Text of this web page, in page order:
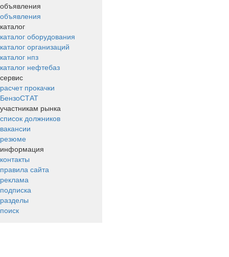
объявления
объявления
каталог
каталог оборудования
каталог организаций
каталог нпз
каталог нефтебаз
сервис
расчет прокачки
БензоСТАТ
участникам рынка
список должников
вакансии
резюме
информация
контакты
правила сайта
реклама
подписка
разделы
поиск